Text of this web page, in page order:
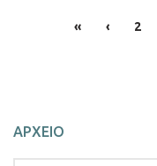
« ‹ 2
ΑΡΧΕΙΟ